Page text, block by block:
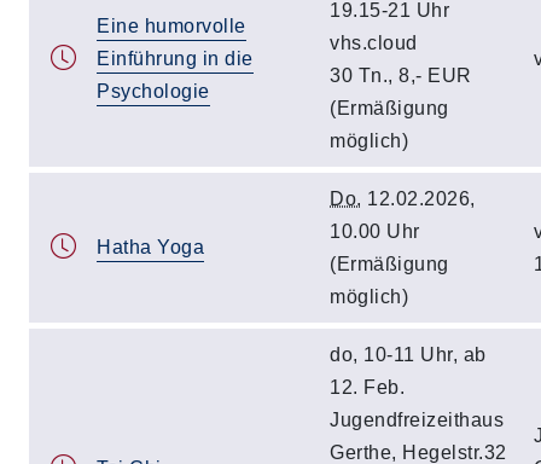
Eine humorvolle
Einführung in die
Psychologie
19.15-21 Uhr
vhs.cloud
30 Tn., 8,- EUR
(Ermäßigung
möglich)
Hatha Yoga
Do. 12.02.2026,
10.00 Uhr
(Ermäßigung
möglich)
do, 10-11 Uhr, ab
12. Feb.
Jugendfreizeithaus
Gerthe, Hegelstr.32